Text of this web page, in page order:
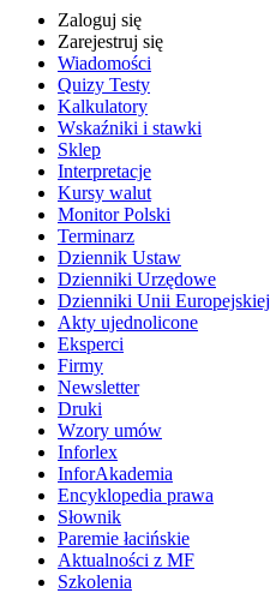
Zaloguj się
Zarejestruj się
Wiadomości
Quizy Testy
Kalkulatory
Wskaźniki i stawki
Sklep
Interpretacje
Kursy walut
Monitor Polski
Terminarz
Dziennik Ustaw
Dzienniki Urzędowe
Dzienniki Unii Europejskiej
Akty ujednolicone
Eksperci
Firmy
Newsletter
Druki
Wzory umów
Inforlex
InforAkademia
Encyklopedia prawa
Słownik
Paremie łacińskie
Aktualności z MF
Szkolenia